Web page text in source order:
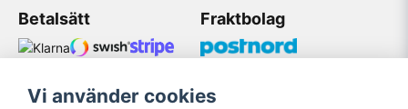
Betalsätt Fraktbolag
Vi använder cookies